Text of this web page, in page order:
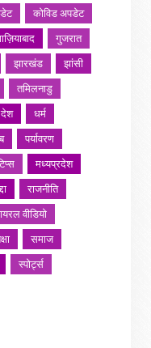
कोविड अपडेट
गुजरात
झारखंड
झांसी
तमिलनाडु
देश
धर्म
पर्यावरण
मध्यप्रदेश
राजनीति
वीडियो
समाज
स्पोर्ट्स